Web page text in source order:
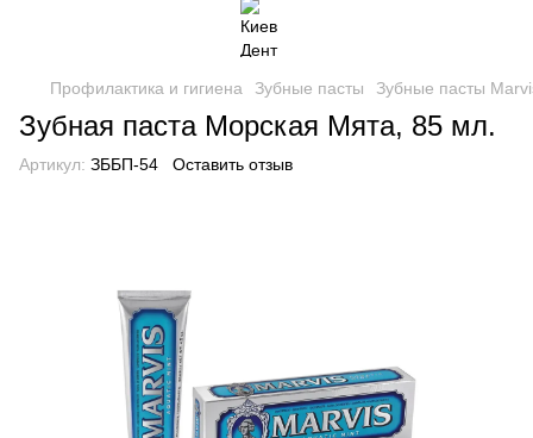
Профилактика и гигиена Зубные пасты Зубные пасты
Зубная паста Морская Мята, 85 мл.
Артикул: ЗББП-54 Оставить отзыв